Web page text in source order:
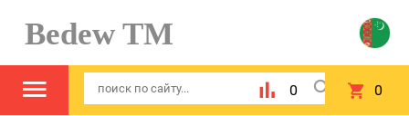
Bedew TM
0 0